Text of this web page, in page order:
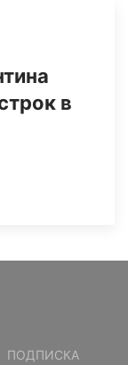
в
ПОДПИСКА